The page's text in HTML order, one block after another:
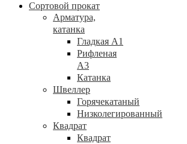
Сортовой прокат
Арматура,
катанка
Гладкая А1
Рифленая
А3
Катанка
Швеллер
Горячекатаный
Низколегированный
Квадрат
Квадрат